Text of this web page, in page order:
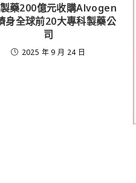
藥200億元收購Alvogen
身全球前20大專科製藥公
司
2025 年 9 月 24 日